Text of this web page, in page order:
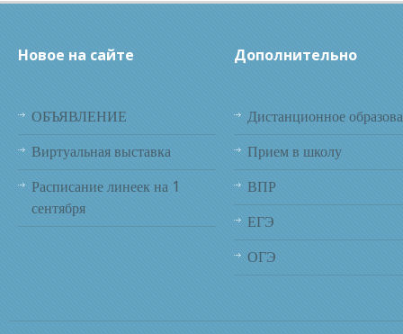
Новое на сайте
ОБЪЯВЛЕНИЕ
Виртуальная выставка
Расписание линеек на 1
сентября
Дополнительно
Дистанционное
Прием в школу
ВПР
ЕГЭ
ОГЭ